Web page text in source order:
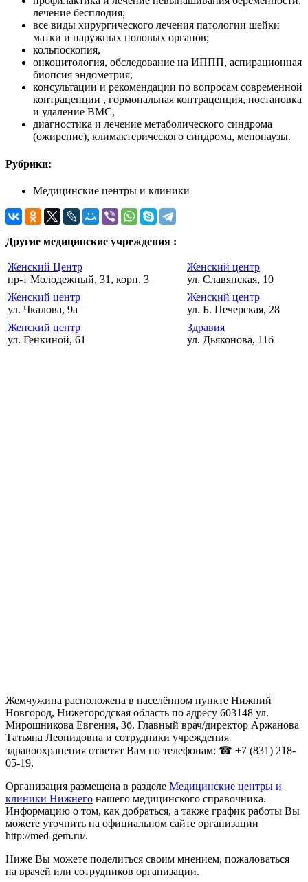
лечение бесплодия;
все виды хирургического лечения патологии шейки
матки и наружных половых органов;
кольпоскопия,
онкоцитология, обследование на ИППП, аспирационная
биопсия эндометрия,
консультации и рекомендации по вопросам современной
контрацепции , гормональная контрацепция, постановка
и удаление ВМС,
диагностика и лечение метаболического синдрома
(ожирение), климактерического синдрома, менопаузы.
Рубрики:
Медицинские центры и клиники
Другие медицинские учреждения :
Женский Центр
пр-т Молодежный, 31, корп. 3
Женский центр
ул. Славянская, 10
Женский центр
ул. Чкалова, 9а
Женский центр
ул. Б. Печерская, 28
Женский центр
ул. Генкиной, 61
Здравия
ул. Дьяконова, 11б
Жемчужина расположена в населённом пункте Нижний
Новгород, Нижегородская область по адресу 603148 ул.
Мирошникова Евгения, 3б. Главный врач/директор Аржанова
Татьяна Леонидовна и сотрудники учреждения
здравоохранения ответят Вам по телефонам: ☎ +7 (831) 218-
05-19.
Организация размещена в разделе Медицинские центры и
клиники Нижнего нашего медицинского справочника.
Информацию о том, как добраться, а также график работы Вы
можете уточнить на официальном сайте организации
http://med-gem.ru/.
Ниже Вы можете поделиться своим мнением, пожаловаться
на врачей или сотрудников организации.